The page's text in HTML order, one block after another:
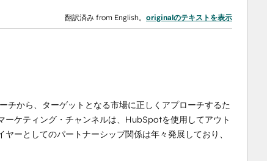
翻訳済み from English。 originalのテキストを表示
チから、ターゲットとなる市場に正しくアプローチするた
ケティング・チャンネルは、HubSpotを使用してアウト
ーとしてのパートナーシップ関係は年々発展しており、